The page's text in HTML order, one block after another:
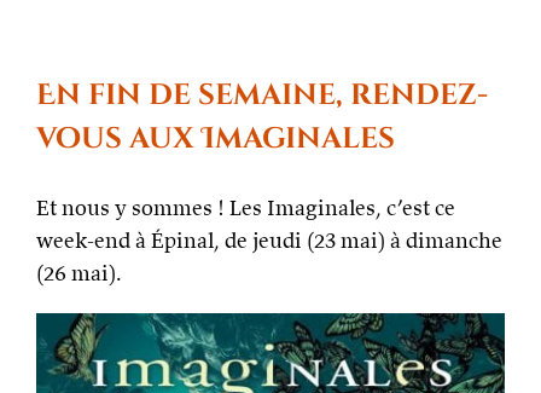
nouvelle
dans
2024
En fin de semaine, rendez-
vous aux Imaginales
Et nous y sommes ! Les Imaginales, c’est ce
week-end à Épinal, de jeudi (23 mai) à dimanche
(26 mai).